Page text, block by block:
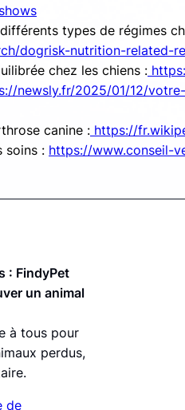
types de régimes
dogrisk-nutrition-related-
chez les chiens :
newsly.fr/2025/01/12/
canine : https://
soins : https://www.conseil-
: FindyPet
un animal
à tous pour
perdus,
de